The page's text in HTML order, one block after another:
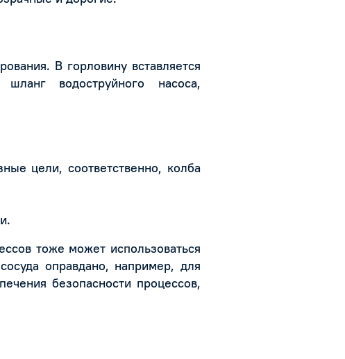
В горловину вставляется
водоструйного насоса,
цели, соответственно, колба
тоже может использоваться
оправдано, например, для
безопасности процессов,